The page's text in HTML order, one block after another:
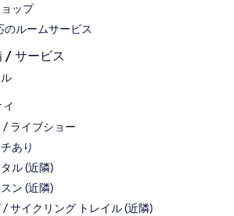
ップ
のルームサービス
/ サービス
/ ライブショー
あり
ル (近隣)
ン (近隣)
サイクリング トレイル (近隣)